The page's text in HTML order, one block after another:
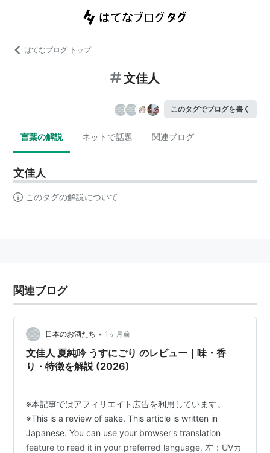
はてなブログ トップ
文佳人
このタグでブログを書く
言葉の解説 ネットで話題 関連ブログ
文佳人
このタグの解説について
関連ブログ
日本のお酒たち • 1ヶ月前
文佳人 夏純吟 うすにごり のレビュー｜味・香
り・特徴を解説 (2026)
※本記事ではアフィリエイト広告を利用しています。
※This is a review of sake. This article is written in
Japanese. You can use your browser's translation
feature to read it in your preferred language. 左：UVカ